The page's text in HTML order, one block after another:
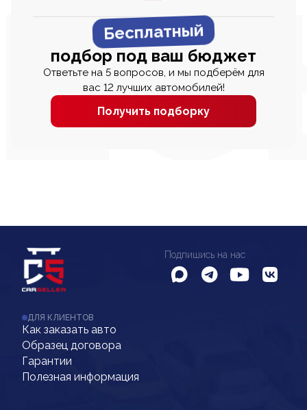
Бесплатный
подбор под ваш бюджет
Ответьте на 5 вопросов, и мы подберём для
вас 12 лучших автомобилей!
Получить подборку
Подпишись на нас
ДЛЯ КЛИЕНТОВ
Как заказать авто
Образец договора
Гарантии
Полезная информация